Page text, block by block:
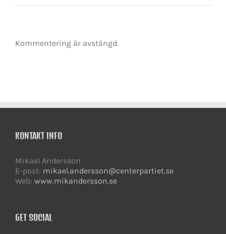
Kommentering är avstängd.
KONTAKT INFO
Mikael Andersson
E-post: mikael.andersson@centerpartiet.se
Web: www.mikandersson.se
GET SOCIAL